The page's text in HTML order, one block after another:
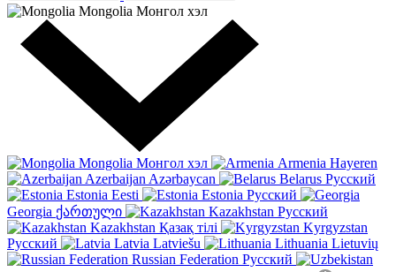
Mongolia Монгол хэл
Mongolia Монгол хэл Armenia Hayeren
Azerbaijan Azərbaycan Belarus Русский
Estonia Eesti Estonia Русский
Georgia ქართული Kazakhstan Русский
Kazakhstan Қазақ тілі
Kyrgyzstan
Русский
Latvia Latviešu Lithuania Lietuvių
Russian Federation Русский